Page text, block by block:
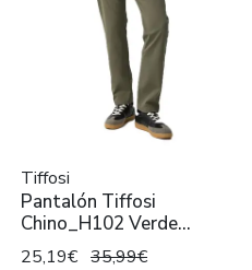
Tiffosi
Pantalón Tiffosi
Chino_H102 Verde
Hombre
25,19€ 35,99€